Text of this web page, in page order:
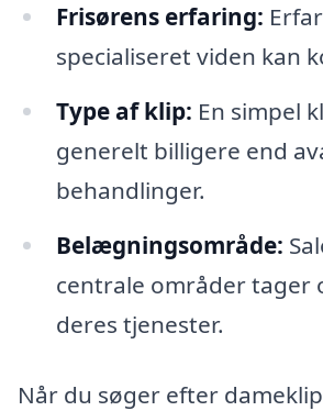
Frisørens erfaring:
specialiseret viden kan
Type af klip: En simpel
generelt billigere end
behandlinger.
Belægningsområde:
centrale områder tager
deres tjenester.
Når du søger efter